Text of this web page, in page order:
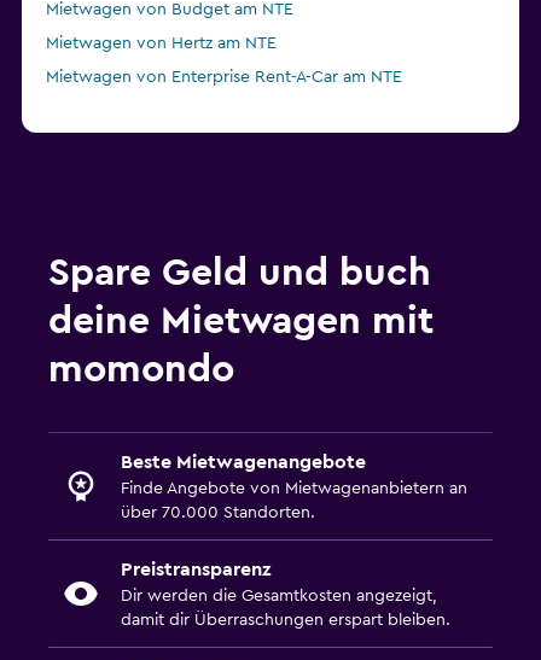
Mietwagen von Budget am NTE
Mietwagen von Hertz am NTE
Mietwagen von Enterprise Rent-A-Car am NTE
Spare Geld und buch
deine Mietwagen mit
momondo
Beste Mietwagenangebote
Finde Angebote von Mietwagenanbietern an
über 70.000 Standorten.
Preistransparenz
Dir werden die Gesamtkosten angezeigt,
damit dir Überraschungen erspart bleiben.